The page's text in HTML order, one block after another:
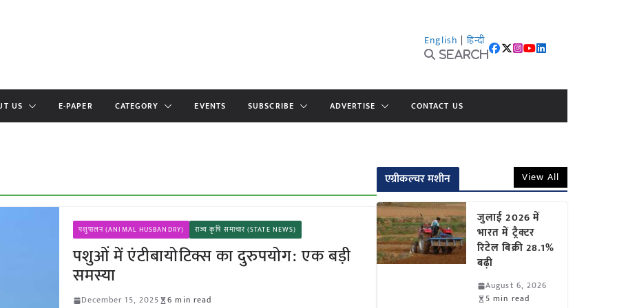
English | हिन्दी
Search
US E-PAPER CATEGORY EVENTS SUBSCRIBE ADVERTISE CONTACT US
पशुपालन (ANIMAL HUSBANDRY) राज्य कृषि समाचार (STATE NEWS)
पशुओं में एंटीबायोटिक्स का दुरुपयोग: एक बड़ी
समस्या
December 15, 2025
6 min read
एग्रीकल्चर मशीन View All
जुलाई 2026 में
भारत में ट्रैक्टर
रिटेल बिक्री 28.1%
बढ़ी
August 6, 2026
5 min read